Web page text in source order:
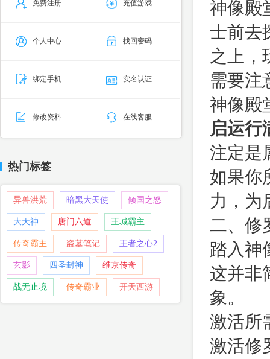
免费注册 充值游戏
个人中心 找回密码
绑定手机 实名认证
修改资料 在线客服
热门标签
异兽洪荒 暗黑大天使 倾国之怒
大天神 唐门六道 王城霸主
传奇霸主 盗墓笔记 王者之心2
玄影 四圣封神 维京传奇
战无止境 传奇霸业 开天西游
神像殿
士前去
之上，
需要注
神像殿
启运行
注定是
如果你
力，为
二、修
踏入神
这并非
象。
激活所
激活修